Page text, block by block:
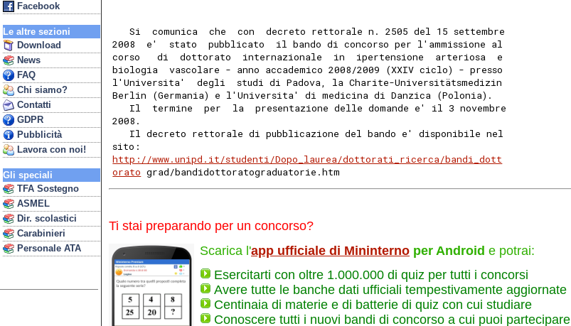
Facebook
Le altre sezioni
Download
News
FAQ
Chi siamo?
Contatti
GDPR
Pubblicità
Lavora con noi!
Gli speciali
TFA Sostegno
ASMEL
Dir. scolastici
Carabinieri
Personale ATA
   Si  comunica  che  con  decreto rettorale n. 2505 del 15 settembre
2008  e'  stato  pubblicato  il bando di concorso per l'ammissione al
corso   di  dottorato  internazionale  in  ipertensione  arteriosa  e
biologia  vascolare - anno accademico 2008/2009 (XXIV ciclo) - presso
l'Universita'  degli  studi di Padova, la Charite-Universitätsmedizin
Berlin (Germania) e l'Universita' di medicina di Danzica (Polonia).
   Il  termine  per  la  presentazione delle domande e' il 3 novembre
2008.
   Il decreto rettorale di pubblicazione del bando e' disponibile nel
sito:
http://www.unipd.it/studenti/Dopo_laurea/dottorati_ricerca/bandi_dott
orato grad/bandidottoratograduatorie.htm
Ti stai preparando per un concorso?
Scarica l'app ufficiale di Mininterno per Android e potrai:
Esercitarti con oltre 1.000.000 di quiz per tutti i concorsi
Avere tutte le banche dati ufficiali tempestivamente aggiornate
Centinaia di materie e di batterie di quiz con cui studiare
Conoscere tutti i nuovi bandi di concorso a cui puoi partecipare